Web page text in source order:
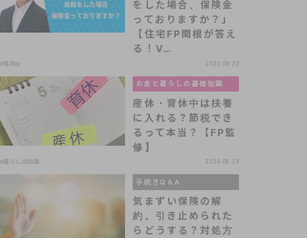
をした場合、保険金
っておりますか？」
【住宅FP関根が答え
る！V…
#保険金 2023.08.23
お金と暮らしの基礎知識
産休・育休中は扶養
に入れる？節税でき
るって本当？【FP監
修】
#暮らしの知識 2024.05.29
手続きQ＆A
気まずい保険の解
約。引き止められた
らどうする？対処方